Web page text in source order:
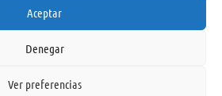
Aceptar
Denegar
Ver preferencias